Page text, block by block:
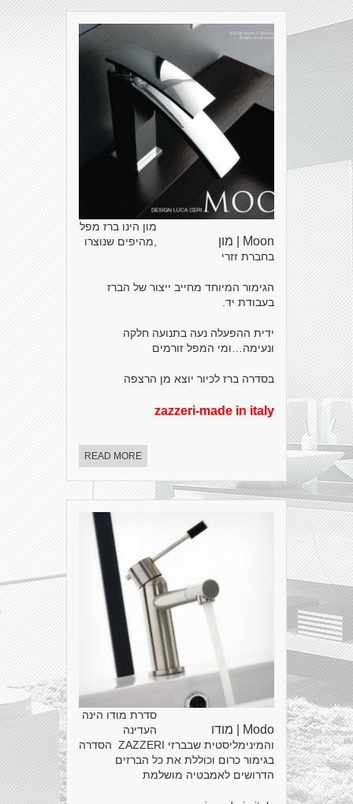
Moon | מון
מון הינו ברז מפל
,מהיפים שנוצרו
בחברת זזרי
הגימור המיוחד מחייב ייצור של הברז
בעבודת יד.
ידית ההפעלה נעה בתנועה חלקה
ונעימה…ומי המפל זורמים
בסדרה ברז לכיור יוצא מן הרצפה
zazzeri-made in italy
READ MORE
Modo | מודו
סדרת מודו הינה
העדינה
והמינימליסטית שבברזי ZAZZERI הסדרה
בגימור כרום וכוללת את כל הברזים
הדרושים לאמבטיה מושלמת